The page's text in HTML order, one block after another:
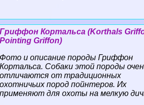
Гриффон Кортальса (Korthals
Pointing Griffon)
Фото и описание породы Гриффон
Кортальса. Собаки этой породы
отличаются от традиционных
охотничьих пород пойнтеров. Их
применяют для охоты на мелкую